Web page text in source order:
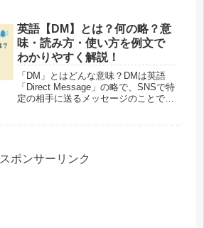
介します。
英語【DM】とは？何の略？意
味・読み方・使い方を例文で
わかりやすく解説！
「DM」とはどんな意味？DMは英語
「Direct Message」の略で、SNSで特
定の相手に送るメッセージのことで
スポンサーリンク